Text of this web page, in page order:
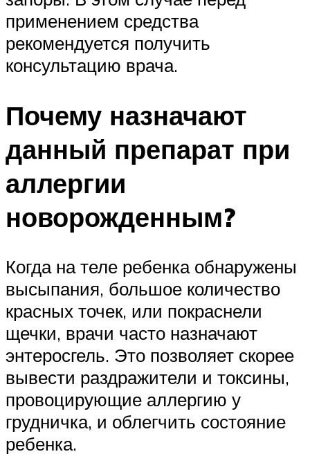
применением средства
рекомендуется получить
консультацию врача.
Почему назначают
данный препарат при
аллергии
новорожденным?
Когда на теле ребенка обнаружены
высыпания, большое количество
красных точек, или покраснели
щечки, врачи часто назначают
энтеросгель. Это позволяет скорее
вывести раздражители и токсины,
провоцирующие аллергию у
грудничка, и облегчить состояние
ребенка.